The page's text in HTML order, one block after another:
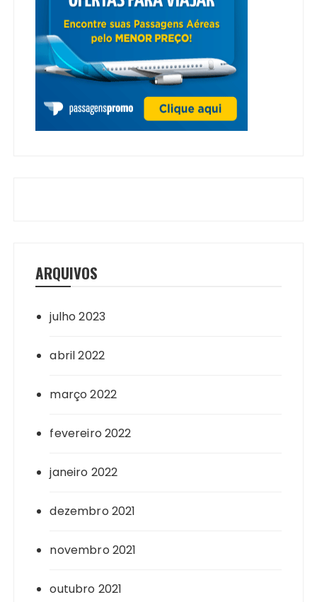
ARQUIVOS
julho 2023
abril 2022
março 2022
fevereiro 2022
janeiro 2022
dezembro 2021
novembro 2021
outubro 2021